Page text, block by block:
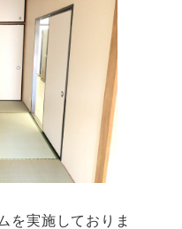
を実施しておりま